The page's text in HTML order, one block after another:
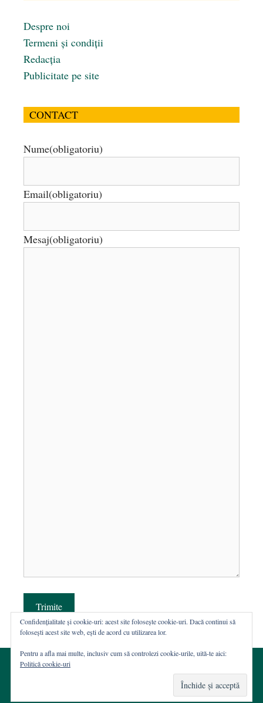
Despre noi
Termeni și condiții
Redacția
Publicitate pe site
CONTACT
Nume(obligatoriu)
Email(obligatoriu)
Mesaj(obligatoriu)
Trimite
Web hosting şi dezvoltare Wordpress:Casa de WEB
Confidențialitate și cookie-uri: acest site folosește cookie-uri. Dacă continui să
folosești acest site web, ești de acord cu utilizarea lor.
Pentru a afla mai multe, inclusiv cum să controlezi cookie-urile, uită-te aici:
Politică cookie-uri